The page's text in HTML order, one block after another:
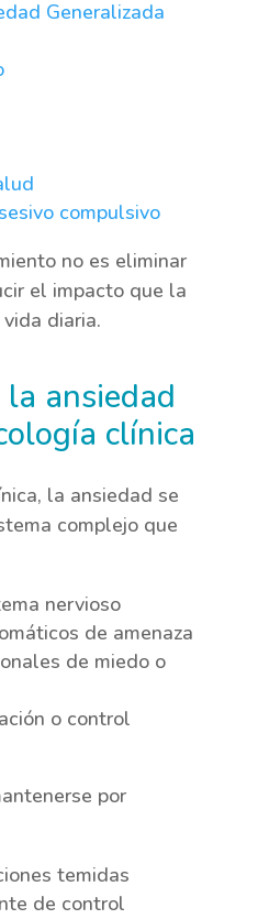
Generalizada
compulsivo
no es eliminar
el impacto que la
diaria.
ansiedad
clínica
la ansiedad se
complejo que
nervioso
de amenaza
de miedo o
o control
por
temidas
de control